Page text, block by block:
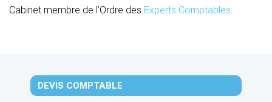
Cabinet membre de l’Ordre des Experts Comptables
DEVIS COMPTABLE